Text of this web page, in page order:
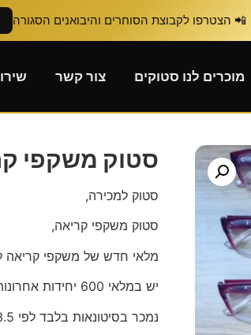
מוכרים לנו סטוקים צור קשר
סטוק משקפי
סטוק למכירה,
סטוק משקפי קריאה,
מלאי חדש של משקפי קריאה
יש במלאי 600 יחידות אחרונות,
נמכר בסיטונאות בלבד לפי 3.5 ש״ח ליחידה,